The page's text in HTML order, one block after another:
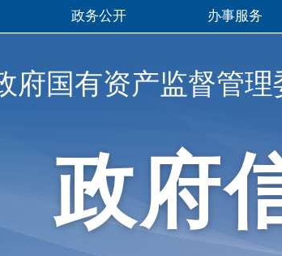
政务公开 办事服务
府国有资产监督管理
政府